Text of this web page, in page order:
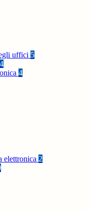
uffici 5
4
4
elettronica 2